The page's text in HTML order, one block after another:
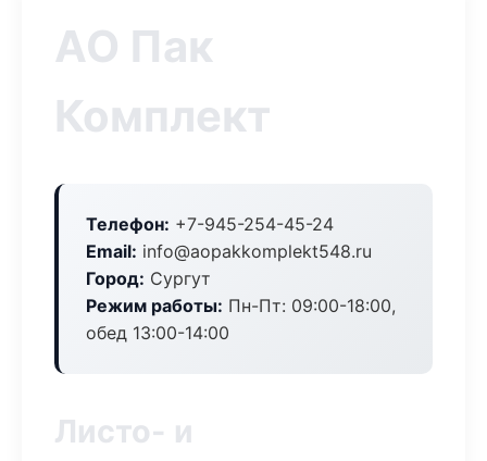
АО Пак
Комплект
Телефон: +7-945-254-45-24
Email: info@aopakkomplekt548.ru
Город: Сургут
Режим работы: Пн-Пт: 09:00-18:00,
обед 13:00-14:00
Листо- и